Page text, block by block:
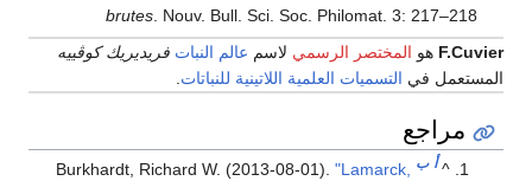
brutes . Nouv. Bull. Sci. Soc. Philomat. 3: 217–218
F.Cuvier هو المختصر الرسمي لاسم عالم النبات فريديريك كوڤييه
المستعمل في التسميات العلمية اللاتينية للنباتات
مراجع
^ أ ب Burkhardt, Richard W. (2013-08-01)."Lamarck,